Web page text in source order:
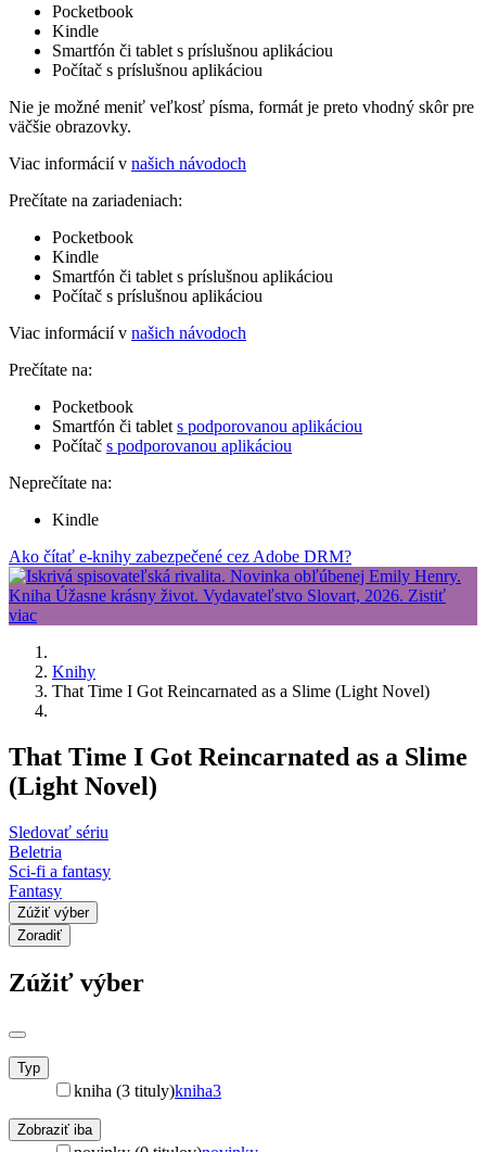
Pocketbook
Kindle
Smartfón či tablet s príslušnou aplikáciou
Počítač s príslušnou aplikáciou
Nie je možné meniť veľkosť písma, formát je preto vhodný skôr pre
väčšie obrazovky.
Viac informácií v našich návodoch
Prečítate na zariadeniach:
Pocketbook
Kindle
Smartfón či tablet s príslušnou aplikáciou
Počítač s príslušnou aplikáciou
Viac informácií v našich návodoch
Prečítate na:
Pocketbook
Smartfón či tablet s podporovanou aplikáciou
Počítač s podporovanou aplikáciou
Neprečítate na:
Kindle
Ako čítať e-knihy zabezpečené cez Adobe DRM?
Knihy
That Time I Got Reincarnated as a Slime (Light Novel)
That Time I Got Reincarnated as a Slime
(Light Novel)
Sledovať sériu
Beletria
Sci-fi a fantasy
Fantasy
Zúžiť výber
Zoradiť
Zúžiť výber
Typ
kniha (3 tituly)kniha3
Zobraziť iba